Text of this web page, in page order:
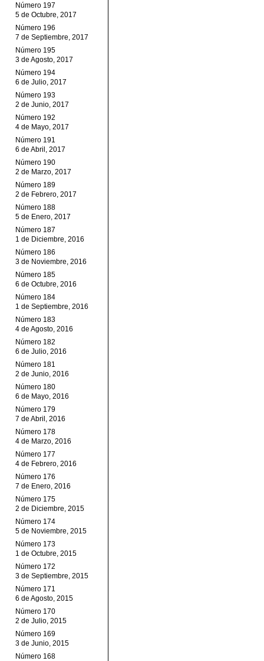
Número 197
5 de Octubre, 2017
Número 196
7 de Septiembre, 2017
Número 195
3 de Agosto, 2017
Número 194
6 de Julio, 2017
Número 193
2 de Junio, 2017
Número 192
4 de Mayo, 2017
Número 191
6 de Abril, 2017
Número 190
2 de Marzo, 2017
Número 189
2 de Febrero, 2017
Número 188
5 de Enero, 2017
Número 187
1 de Diciembre, 2016
Número 186
3 de Noviembre, 2016
Número 185
6 de Octubre, 2016
Número 184
1 de Septiembre, 2016
Número 183
4 de Agosto, 2016
Número 182
6 de Julio, 2016
Número 181
2 de Junio, 2016
Número 180
6 de Mayo, 2016
Número 179
7 de Abril, 2016
Número 178
4 de Marzo, 2016
Número 177
4 de Febrero, 2016
Número 176
7 de Enero, 2016
Número 175
2 de Diciembre, 2015
Número 174
5 de Noviembre, 2015
Número 173
1 de Octubre, 2015
Número 172
3 de Septiembre, 2015
Número 171
6 de Agosto, 2015
Número 170
2 de Julio, 2015
Número 169
3 de Junio, 2015
Número 168